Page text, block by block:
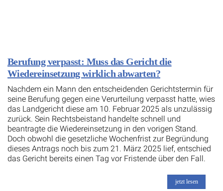
Berufung verpasst: Muss das Gericht die
Wiedereinsetzung wirklich abwarten?
Nachdem ein Mann den entscheidenden Gerichtstermin für
seine Berufung gegen eine Verurteilung verpasst hatte, wies
das Landgericht diese am 10. Februar 2025 als unzulässig
zurück. Sein Rechtsbeistand handelte schnell und
beantragte die Wiedereinsetzung in den vorigen Stand.
Doch obwohl die gesetzliche Wochenfrist zur Begründung
dieses Antrags noch bis zum 21. März 2025 lief, entschied
das Gericht bereits einen Tag vor Fristende über den Fall.
jetzt lesen